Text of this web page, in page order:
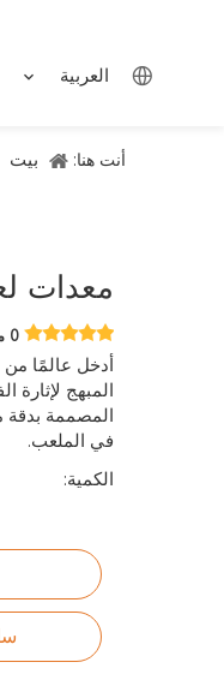
العربية
أنت هنا: بيت
معدات
0 مراجعات
المبهج
المصممة بدقة
في الملعب.
الكمية: